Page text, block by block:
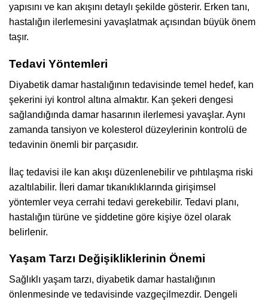
yapısını ve kan akışını detaylı şekilde gösterir. Erken tanı,
hastalığın ilerlemesini yavaşlatmak açısından büyük önem
taşır.
Tedavi Yöntemleri
Diyabetik damar hastalığının tedavisinde temel hedef, kan
şekerini iyi kontrol altına almaktır. Kan şekeri dengesi
sağlandığında damar hasarının ilerlemesi yavaşlar. Aynı
zamanda tansiyon ve kolesterol düzeylerinin kontrolü de
tedavinin önemli bir parçasıdır.
İlaç tedavisi ile kan akışı düzenlenebilir ve pıhtılaşma riski
azaltılabilir. İleri damar tıkanıklıklarında girişimsel
yöntemler veya cerrahi tedavi gerekebilir. Tedavi planı,
hastalığın türüne ve şiddetine göre kişiye özel olarak
belirlenir.
Yaşam Tarzı Değişikliklerinin Önemi
Sağlıklı yaşam tarzı, diyabetik damar hastalığının
önlenmesinde ve tedavisinde vazgeçilmezdir. Dengeli